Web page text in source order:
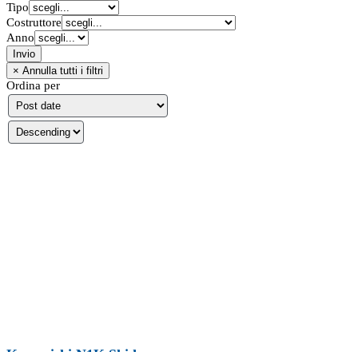
Tipo
Costruttore
Anno
Ordina per